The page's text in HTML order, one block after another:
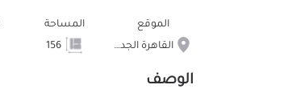
الموقع
القاهرة الجديدة
المساحة
156
الوصف